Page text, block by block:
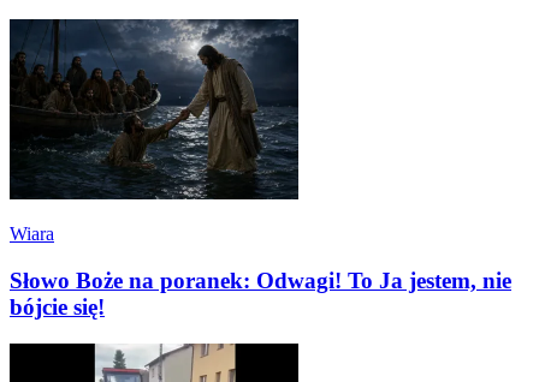
Wiara
Słowo Boże na poranek: Odwagi! To Ja jestem, nie
bójcie się!